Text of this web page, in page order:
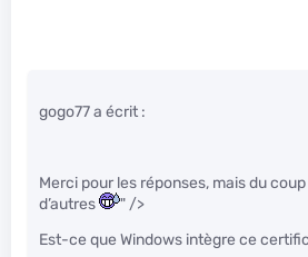
gogo77 a écrit :
Merci pour les réponses, mais du
d’autres
" />
Est-ce que Windows intègre ce